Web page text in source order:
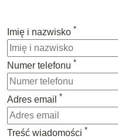
Imię i nazwisko *
Numer telefonu *
Adres email *
Treść wiadomości *